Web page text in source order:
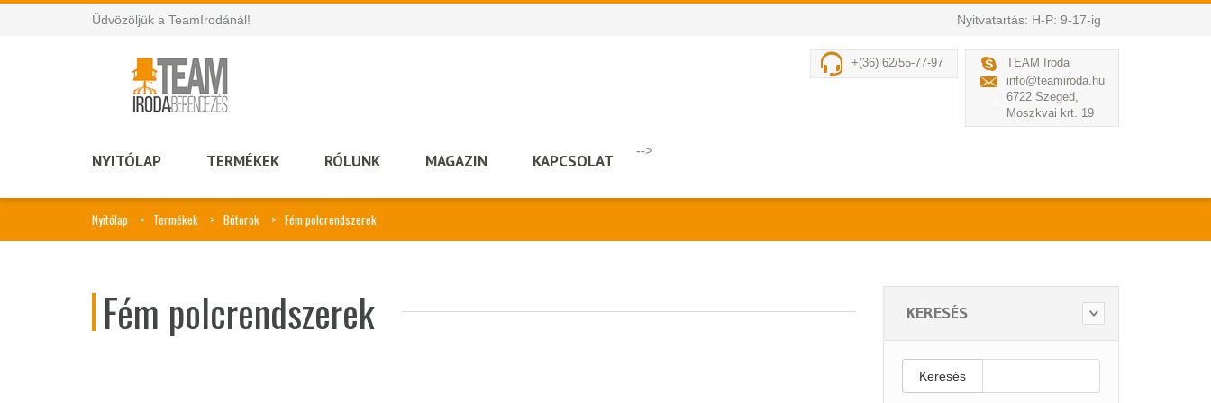
Üdvözöljük a TeamIrodánál! Nyitvatartás: H-P: 9-17-ig
TEAM Iroda
info@teamiroda.hu
6722 Szeged,
Moszkvai krt. 19
+(36) 62/55-77-97
NYITÓLAP TERMÉKEK
-->
RÓLUNK MAGAZIN KAPCSOLAT
Nyitólap Termékek Bútorok Fém polcrendszerek
Fém polcrendszerek KERESÉS
Keresés